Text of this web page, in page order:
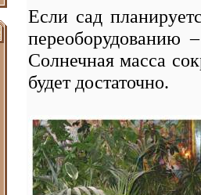
Если сад
переоборудованию
Солнечная масса
будет достаточно.